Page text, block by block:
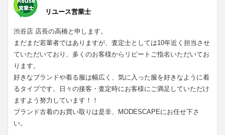
リユース営業士
渋谷店 店長の高橋と申します。
まだまだ若輩者ではありますが、査定士としては10年近く担当させ
ていただいており、多くのお客様からリピートご指名いただいてお
ります。
好きなブランドや着る服は幅広く、気に入った服を好きなように着
るタイプです。日々の接客・査定時にお客様にご満足していただけ
ますよう努力しています！！
ブランド古着のお買い取りは是非、MODESCAPEにお任せ下さ
い。